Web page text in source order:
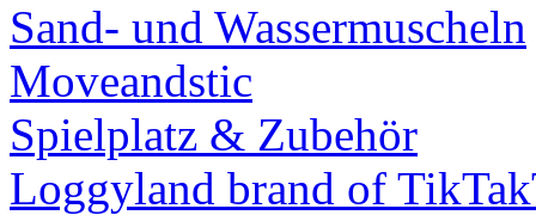
Sand- und Wassermuscheln
Moveandstic
Spielplatz & Zubehör
Loggyland brand of